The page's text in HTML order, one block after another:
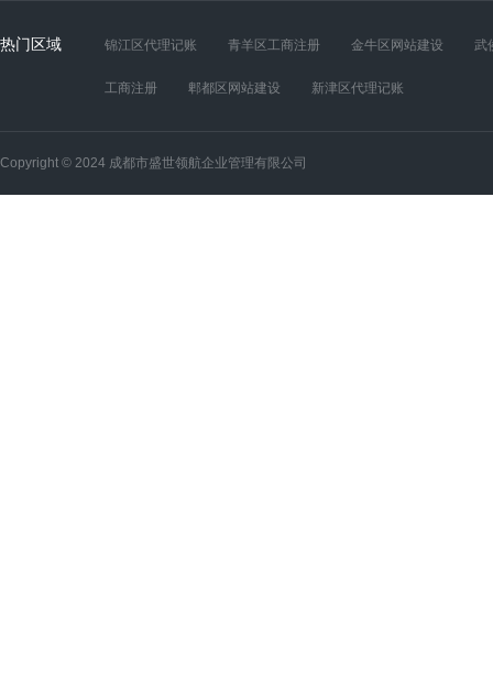
热门区域 锦江区代理记账 青羊区工商注册 金牛区网站建设 武
工商注册 郫都区网站建设 新津区代理记账
Copyright © 2024 成都市盛世领航企业管理有限公司